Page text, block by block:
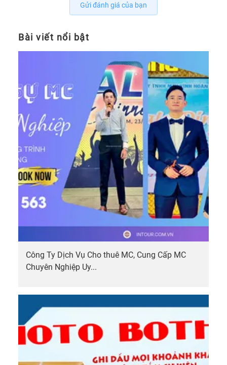
Gửi đánh giá của bạn
Bài viết nổi bật
Công Ty Dịch Vụ Cho thuê MC, Cung Cấp MC
Chuyên Nghiệp Uy...